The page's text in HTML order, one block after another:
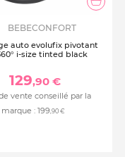
BEBECONFORT
auto evolufix pivotant
i-size tinted black
129,90 €
vente conseillé par la
marque : 199,90 €